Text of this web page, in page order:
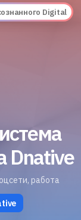
Digital
Dnative
работа